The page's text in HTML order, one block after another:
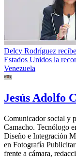
Delcy Rodríguez
Estados Unidos la
Venezuela
Jesús Adolfo
Comunicador social y
Camacho. Tecnólogo
Diseño e Integración
en Fotografía
frente a cámara,